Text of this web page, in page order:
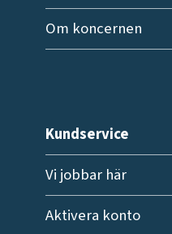
Om koncernen
Kundservice
Vi jobbar här
Aktivera konto